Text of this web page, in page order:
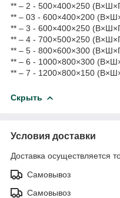
** – 2 - 500×400×250
** – 03 - 600×400×200
** – 3 - 600×400×250
** – 4 - 700×500×250
** – 5 - 800×600×300
** – 6 - 1000×800×300
** – 7 - 1200×800×150
Скрыть
Условия доставки
Доставка осуществляется
Самовывоз
Самовывоз